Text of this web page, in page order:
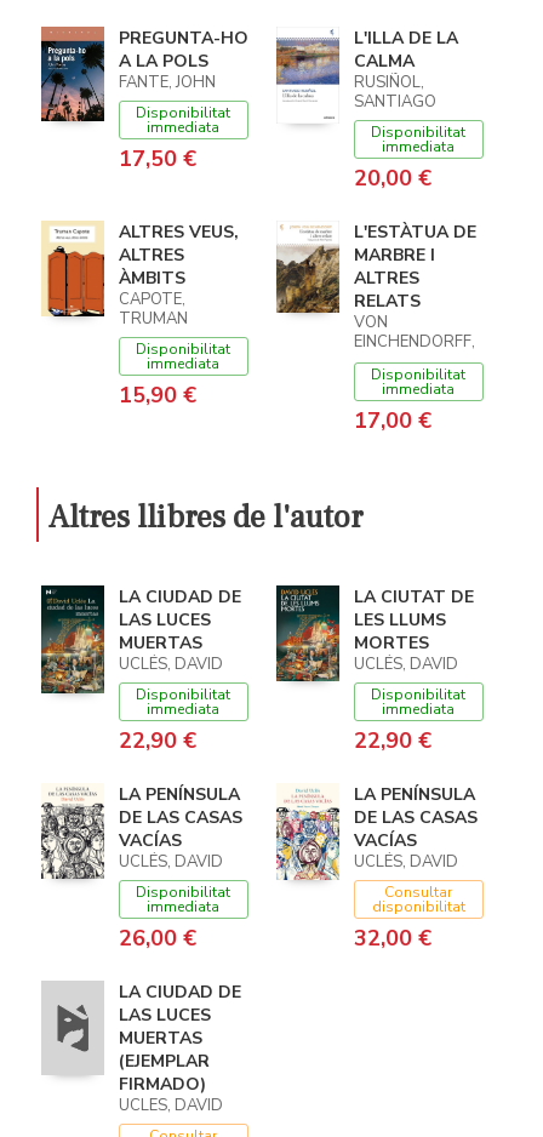
PREGUNTA-HO
A LA POLS
FANTE, JOHN
Disponibilitat
immediata
17,50 €
L'ILLA DE LA
CALMA
RUSIÑOL,
SANTIAGO
Disponibilitat
immediata
20,00 €
ALTRES VEUS,
ALTRES
ÀMBITS
CAPOTE,
TRUMAN
Disponibilitat
immediata
15,90 €
L'ESTÀTUA DE
MARBRE I
ALTRES
RELATS
VON
EINCHENDORFF,
JOSEPH
Disponibilitat
immediata
17,00 €
Altres llibres de l'autor
LA CIUDAD DE
LAS LUCES
MUERTAS
UCLÉS, DAVID
Disponibilitat
immediata
22,90 €
LA CIUTAT DE
LES LLUMS
MORTES
UCLÉS, DAVID
Disponibilitat
immediata
22,90 €
LA PENÍNSULA
DE LAS CASAS
VACÍAS
UCLÉS, DAVID
Disponibilitat
immediata
26,00 €
LA PENÍNSULA
DE LAS CASAS
VACÍAS
UCLÉS, DAVID
Consultar
disponibilitat
32,00 €
LA CIUDAD DE
LAS LUCES
MUERTAS
(EJEMPLAR
FIRMADO)
UCLES, DAVID